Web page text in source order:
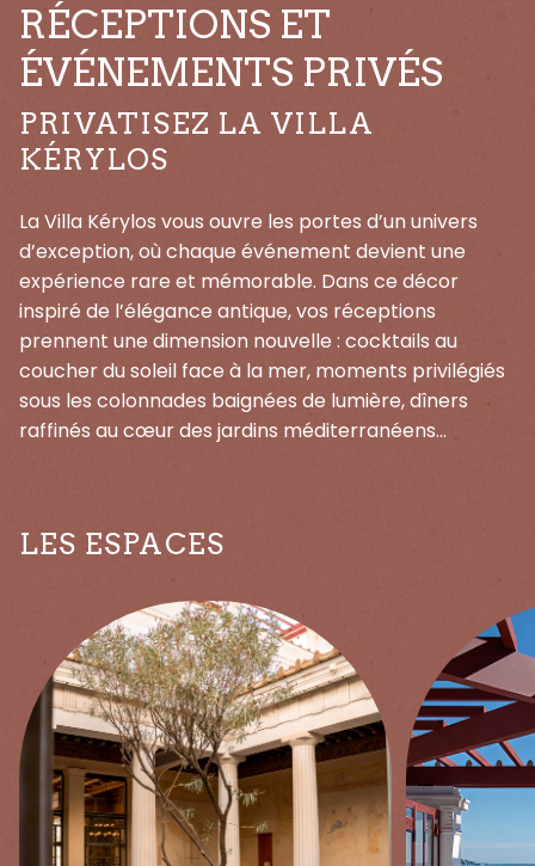
RÉCEPTIONS ET
ÉVÉNEMENTS PRIVÉS
PRIVATISEZ LA VILLA
KÉRYLOS
La Villa Kérylos vous ouvre les portes d’un univers
d’exception, où chaque événement devient une
expérience rare et mémorable. Dans ce décor
inspiré de l’élégance antique, vos réceptions
prennent une dimension nouvelle : cocktails au
coucher du soleil face à la mer, moments privilégiés
sous les colonnades baignées de lumière, dîners
raffinés au cœur des jardins méditerranéens…
LES ESPACES